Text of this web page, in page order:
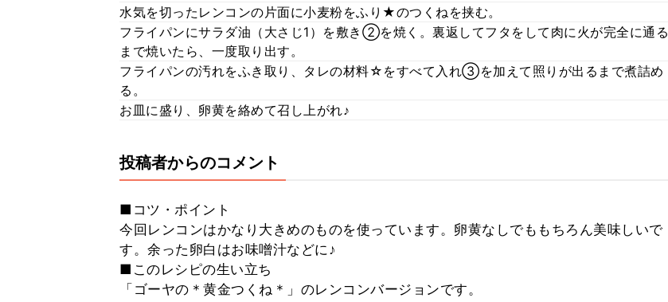
水気を切ったレンコンの片面に小麦粉をふり★のつくねを挟む。
フライパンにサラダ油（大さじ1）を敷き②を焼く。裏返してフタをして肉に火が完全に通る
まで焼いたら、一度取り出す。
フライパンの汚れをふき取り、タレの材料☆をすべて入れ③を加えて照りが出るまで煮詰め
る。
お皿に盛り、卵黄を絡めて召し上がれ♪
投稿者からのコメント
■コツ・ポイント
今回レンコンはかなり大きめのものを使っています。卵黄なしでももちろん美味しいで
す。余った卵白はお味噌汁などに♪
■このレシピの生い立ち
「ゴーヤの＊黄金つくね＊」のレンコンバージョンです。